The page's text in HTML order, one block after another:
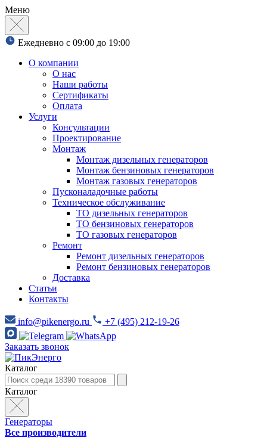
Меню
Ежедневно с 09:00 до 19:00
О компании
О нас
Наши работы
Сертификаты
Оплата
Услуги
Консультации
Проектирование
Монтаж
Монтаж дизельных генераторов
Монтаж бензиновых генераторов
Монтаж газовых генераторов
Пусконаладочные работы
Техническое обслуживание
ТО дизельных генераторов
ТО бензиновых генераторов
ТО газовых генераторов
Ремонт
Ремонт дизельных генераторов
Ремонт бензиновых генераторов
Доставка
Статьи
Контакты
info@pikenergo.ru +7 (495) 212-19-26
Заказать звонок
Каталог
Каталог
Генераторы
Все производители